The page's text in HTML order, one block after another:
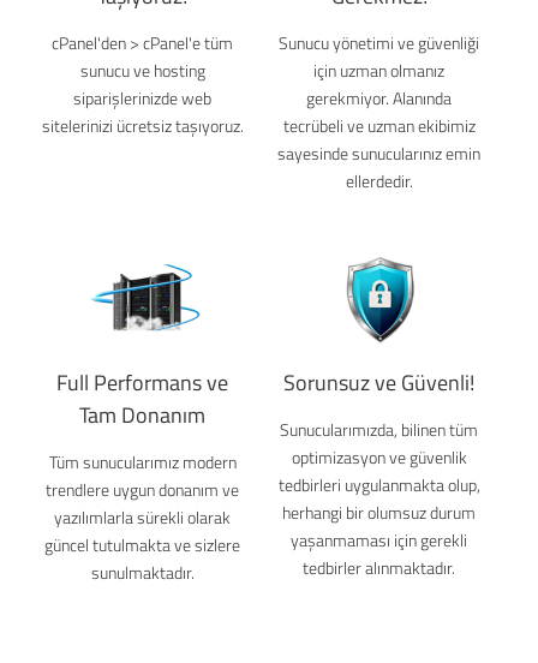
cPanel'den > cPanel'e tüm
sunucu ve hosting
siparişlerinizde web
sitelerinizi ücretsiz taşıyoruz.
Sunucu yönetimi ve güvenliği
için uzman olmanız
gerekmiyor. Alanında
tecrübeli ve uzman ekibimiz
sayesinde sunucularınız emin
ellerdedir.
Full Performans ve
Tam Donanım
Tüm sunucularımız modern
trendlere uygun donanım ve
yazılımlarla sürekli olarak
güncel tutulmakta ve sizlere
sunulmaktadır.
Sorunsuz ve Güvenli!
Sunucularımızda, bilinen tüm
optimizasyon ve güvenlik
tedbirleri uygulanmakta olup,
herhangi bir olumsuz durum
yaşanmaması için gerekli
tedbirler alınmaktadır.